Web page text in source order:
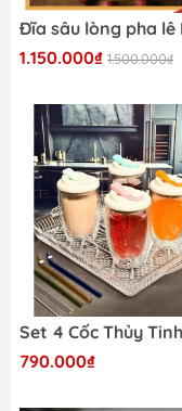
1.150.000₫ 1.500.000₫
790.000₫